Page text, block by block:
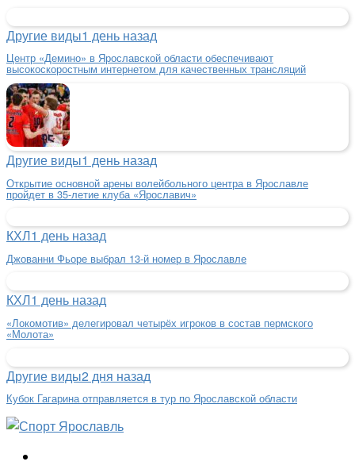
Другие виды1 день назад
Центр «Демино» в Ярославской области обеспечивают
высокоскоростным интернетом для качественных трансляций
Другие виды1 день назад
Открытие основной арены волейбольного центра в Ярославле
пройдет в 35-летие клуба «Ярославич»
КХЛ1 день назад
Джованни Фьоре выбрал 13-й номер в Ярославле
КХЛ1 день назад
«Локомотив» делегировал четырёх игроков в состав пермского
«Молота»
Другие виды2 дня назад
Кубок Гагарина отправляется в тур по Ярославской области